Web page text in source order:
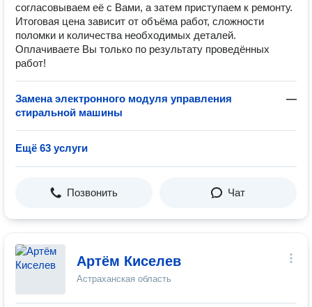
согласовываем её с Вами, а затем приступаем к ремонту.
Итоговая цена зависит от объёма работ, сложности
поломки и количества необходимых деталей.
Оплачиваете Вы только по результату проведённых
работ!
Замена электронного модуля управления
стиральной машины
—
Ещё 63 услуги
Позвонить Чат
Артём Киселев
Астраханская область